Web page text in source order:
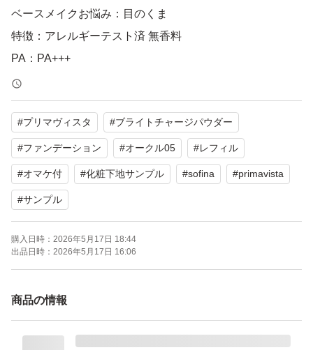
ベースメイクお悩み：目のくま
特徴：アレルギーテスト済 無香料
PA：PA+++
SPF：16.0 SPF
オマケ付きです。
化粧下地サンプル
他にもソフィーナ、プリマヴィスタ、アルブラン他、化粧
で是非ご覧下さい!
#プリマヴィスタ #ブライトチャージパウダー
#ファンデーション #オークル05 #レフィル
#オマケ付 #化粧下地サンプル #sofina #primavista
#サンプル
購入日時： 2026年5月17日 18:44
出品日時： 2026年5月17日 16:06
商品の情報